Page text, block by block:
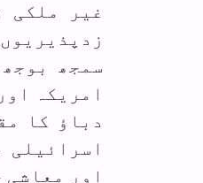
غیر ملکی
سمجھ
امریکہ
دباؤ کا
اسرائیلی
اور